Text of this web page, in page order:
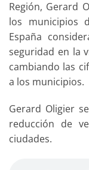
Región, Gerard
los municipios
España
seguridad en la
cambiando las
a los municipios.
Gerard Oligier
reducción de
ciudades.